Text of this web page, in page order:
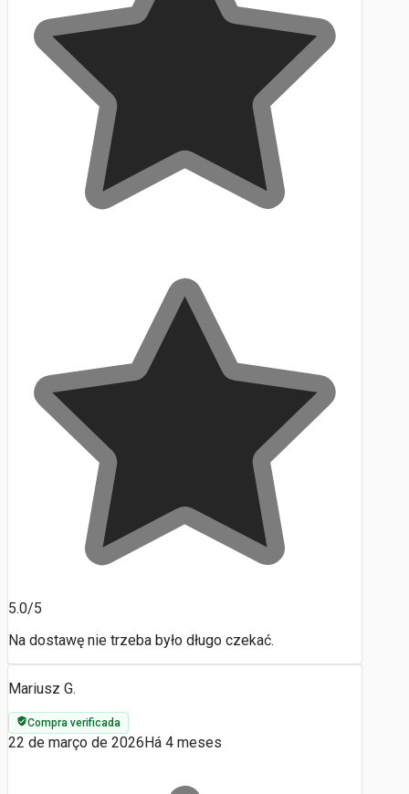
5.0/5
Na dostawę nie trzeba było długo czekać.
Mariusz G.
Compra verificada
22 de março de 2026 Há 4 meses